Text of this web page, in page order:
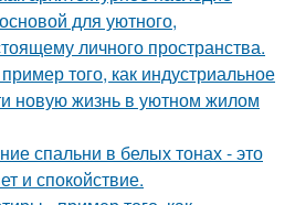
для уютного,
личного пространства.
того, как индустриальное
новую жизнь в уютном жилом
спальни в белых тонах - это
и спокойствие.